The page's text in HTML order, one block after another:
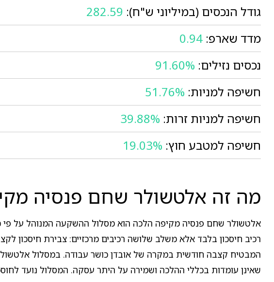
גודל הנכסים (במיליוני ש"ח): 282.59
מדד שארפ: 0.94
נכסים נזילים: 91.60%
חשיפה למניות: 51.76%
חשיפה למניות זרות: 39.88%
חשיפה למטבע חוץ: 19.03%
מה זה אלטשולר שחם פנסיה
אלטשולר שחם פנסיה מקיפה הלכה הוא מסלול ההשקעה המנוהל על פי
רכיב חיסכון בלבד אלא משלב שלושה רכיבים מרכזיים: צבירת חיסכון
המבטיח קצבה חודשית במקרה של אובדן כושר עבודה. במסלול
שאינן עומדות בכללי ההלכה ושמירה על היתר עסקה. המסלול נועד